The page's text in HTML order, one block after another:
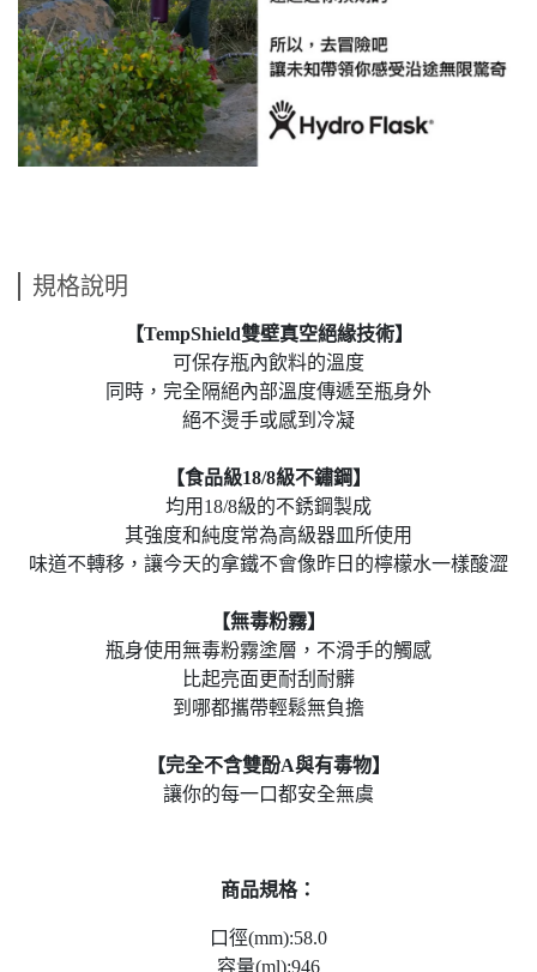
規格說明
【TempShield雙壁真空絕緣技術】
可保存瓶內飲料的溫度
同時，完全隔絕內部溫度傳遞至瓶身外
絕不燙手或感到冷凝
【食品級18/8級不鏽鋼】
均用18/8級的不銹鋼製成
其強度和純度常為高級器皿所使用
味道不轉移，讓今天的拿鐵不會像昨日的檸檬水一樣酸澀
【無毒粉霧】
瓶身使用無毒粉霧塗層，不滑手的觸感
比起亮面更耐刮耐髒
到哪都攜帶輕鬆無負擔
【完全不含雙酚A與有毒物】
讓你的每一口都安全無虞
商品規格：
口徑(mm):58.0
容量(ml):946